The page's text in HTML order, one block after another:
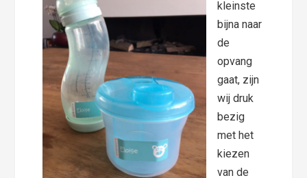
kleinste
bijna naar
de
opvang
gaat, zijn
wij druk
bezig
met het
kiezen
van de